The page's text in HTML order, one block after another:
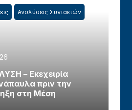
Αναλύσεις Συντακτών
– Εκεχειρία
πριν την
στη Μέση